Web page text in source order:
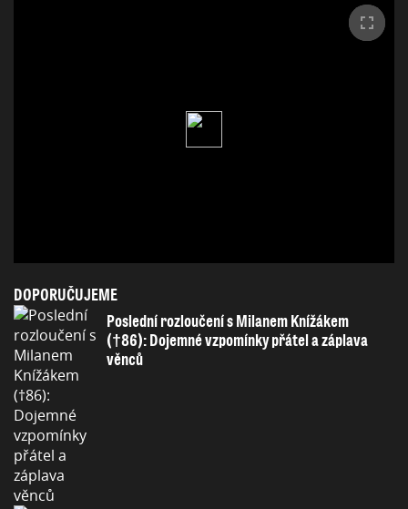
DOPORUČUJEME
Poslední rozloučení s Milanem Knížákem
(†86): Dojemné vzpomínky přátel a záplava
věnců